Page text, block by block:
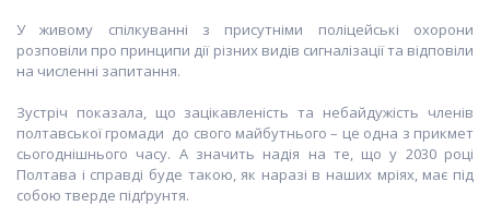
У живому спілкуванні з присутніми поліцейські охорони
розповіли про принципи дії різних видів сигналізації та відповіли
на численні запитання.
Зустріч показала, що зацікавленість та небайдужість членів
полтавської громади до свого майбутнього – це одна з прикмет
сьогоднішнього часу. А значить надія на те, що у 2030 році
Полтава і справді буде такою, як наразі в наших мріях, має під
собою тверде підґрунтя.